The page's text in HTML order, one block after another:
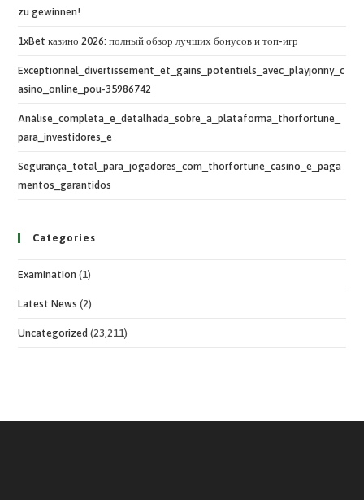
zu gewinnen!
1xBet казино 2026: полный обзор лучших бонусов и топ-игр
Exceptionnel_divertissement_et_gains_potentiels_avec_playjonny_c
asino_online_pou-35986742
Análise_completa_e_detalhada_sobre_a_plataforma_thorfortune_
para_investidores_e
Segurança_total_para_jogadores_com_thorfortune_casino_e_paga
mentos_garantidos
Categories
Examination (1)
Latest News (2)
Uncategorized (23,211)